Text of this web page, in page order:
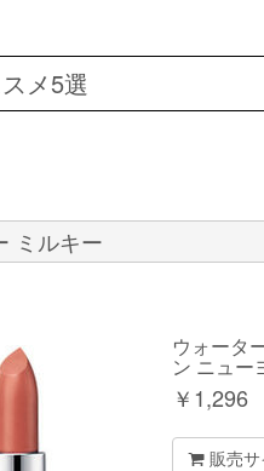
メ5選
ミルキー
ウォータ
ン ニュー
￥ 1,296
販売